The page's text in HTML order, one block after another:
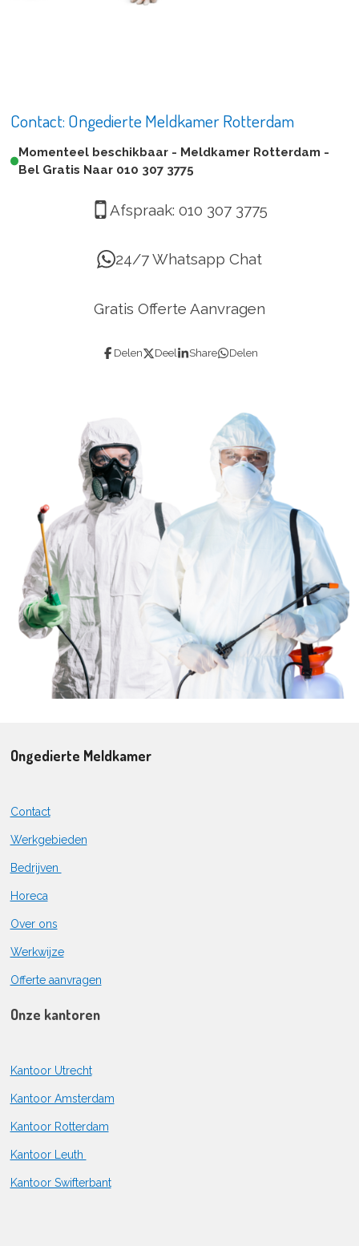
Contact: Ongedierte Meldkamer Rotterdam
Momenteel beschikbaar - Meldkamer Rotterdam -
Bel Gratis Naar 010 307 3775
Afspraak: 010 307 3775
24/7 Whatsapp Chat
Gratis Offerte Aanvragen
Delen Deel Share Delen
Ongedierte Meldkamer
Contact
Werkgebieden
Bedrijven
Horeca
Over ons
Werkwijze
Offerte aanvragen
Onze kantoren
Kantoor Utrecht
Kantoor Amsterdam
Kantoor Rotterdam
Kantoor Leuth
Kantoor Swifterbant